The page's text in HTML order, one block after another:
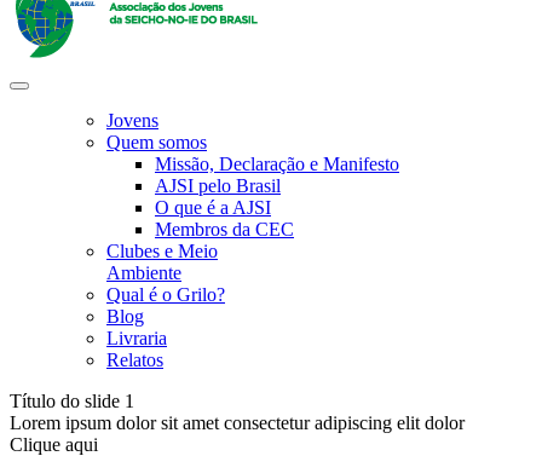
Jovens
Quem somos
Missão, Declaração e Manifesto
AJSI pelo Brasil
O que é a AJSI
Membros da CEC
Clubes e Meio
Ambiente
Qual é o Grilo?
Blog
Livraria
Relatos
Título do slide 1
Lorem ipsum dolor sit amet consectetur adipiscing elit dolor
Clique aqui